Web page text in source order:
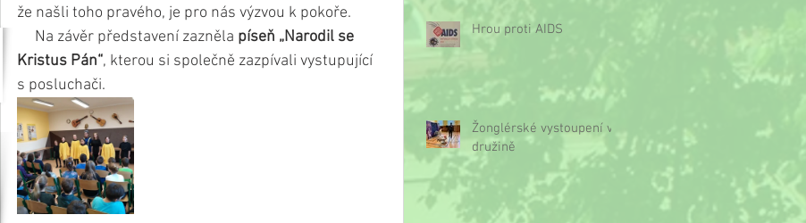
že našli toho pravého, je pro nás výzvou k pokoře.
     Na závěr představení zazněla
píseň „Narodil se
Kristus Pán“, kterou si společně zazpívali vystupující
s posluchači.
Hrou proti AIDS
Žonglérské vystoupení v
družině